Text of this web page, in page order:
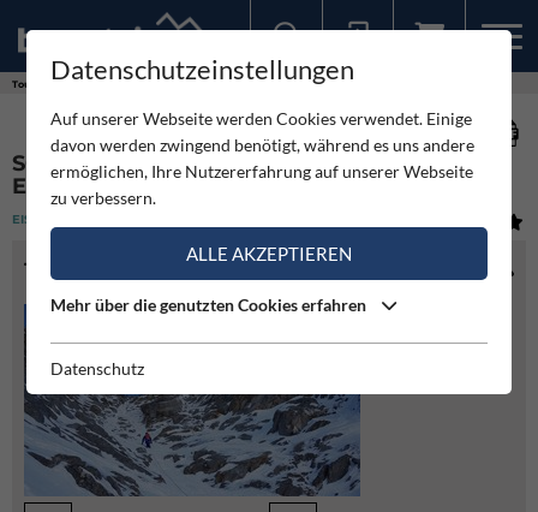
Touren Schwarze Wand Nordostwand Eisschlucht
SCHWARZE WAND NORDOSTWAND
EISSCHLUCHT
EISKLETTERN
TOURENINFO
Datenschutzeinstellungen
Auf unserer Webseite werden Cookies verwendet. Einige
davon werden zwingend benötigt, während es uns andere
ermöglichen, Ihre Nutzererfahrung auf unserer Webseite
zu verbessern.
ALLE AKZEPTIEREN
Mehr über die genutzten Cookies erfahren
Datenschutz